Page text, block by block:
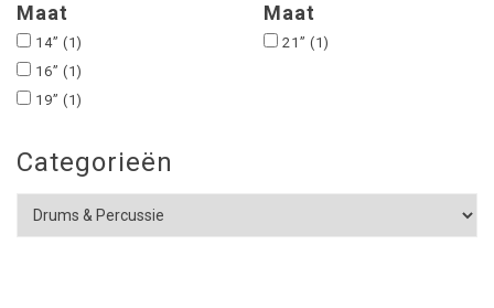
Maat
14” (1)
16” (1)
19” (1)
Maat
21” (1)
Categorieën